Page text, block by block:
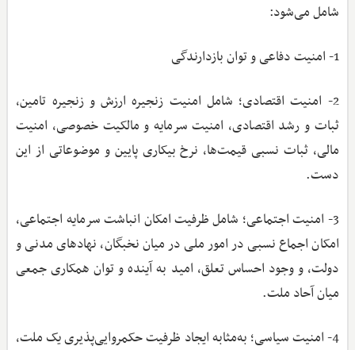
شامل می‌شود:
1- امنیت دفاعی و توان بازدارندگی
2- امنیت اقتصادی؛ شامل امنیت زنجیره ارزش و زنجیره تامین،
ثبات و رشد اقتصادی، امنیت سرمایه و مالکیت خصوصی، امنیت
مالی، ثبات نسبی قیمت‌ها، نرخ بیکاری پایین و موضوعاتی از این
دست.
3- امنیت اجتماعی؛ شامل ظرفیت امکان انباشت سرمایه اجتماعی،
امکان اجماع نسبی در امور ملی در میان نخبگان، نهادهای مدنی و
دولت، و وجود احساس تعلق، امید به آینده و توان همکاری جمعی
میان آحاد ملت.
4- امنیت سیاسی؛ به‌مثابه ایجاد ظرفیت حکمروایی‌پذیری یک ملت،